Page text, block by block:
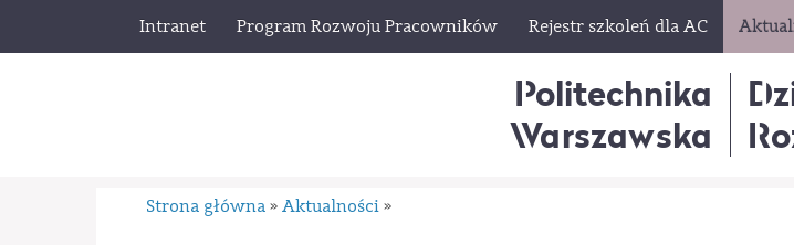
Intranet Program Rozwoju Pracowników Rejestr szkoleń dla AC
Politechnika
Warszawska
Strona główna » Aktualności »